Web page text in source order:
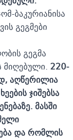
ბაკურიანისა
გეგმები
გეგმა
მიღებული. 220-
აღწერილია
ჯიშებსა
მასში
და რომლის